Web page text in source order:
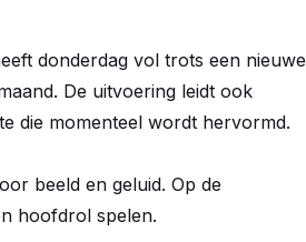
donderdag vol trots een nieuwe
De uitvoering leidt ook
die momenteel wordt hervormd.
beeld en geluid. Op de
hoofdrol spelen.